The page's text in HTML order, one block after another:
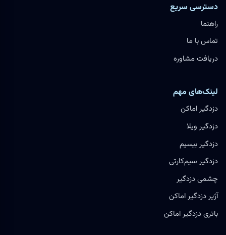
دسترسی سریع
راهنما
تماس با ما
دریافت مشاوره
لینک‌های مهم
دزدگیر اماکن
دزدگیر ویلا
دزدگیر بیسیم
دزدگیر سیم‌کارتی
چشمی دزدگیر
آژیر دزدگیر اماکن
باتری دزدگیر اماکن